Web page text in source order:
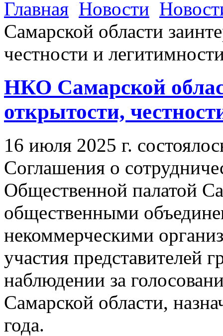
Главная Новости
Самарской области
честности и
НКО Самарской
открытости,
16 июля 2025 г.
Соглашения о
Общественной палатой
общественными
некоммерческими
участия представителей
наблюдении за
Самарской области,
года.